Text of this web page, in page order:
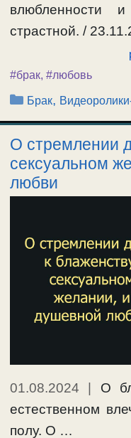
влюбленности
страстной. /
#брак, #любовь
Рубрики
Брак,
О стремлении
сексуальном
любви
01.08.2024
О
естественном
полу. О …